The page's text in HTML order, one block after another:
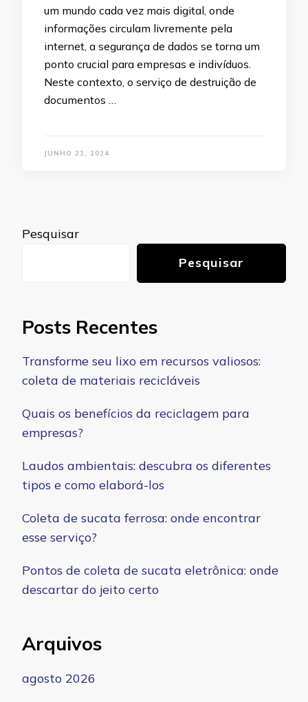
um mundo cada vez mais digital, onde
informações circulam livremente pela
internet, a segurança de dados se torna um
ponto crucial para empresas e indivíduos.
Neste contexto, o serviço de destruição de
documentos …
JUNHO 21, 2024
Pesquisar
Pesquisar
Posts Recentes
Transforme seu lixo em recursos valiosos:
coleta de materiais recicláveis
Quais os benefícios da reciclagem para
empresas?
Laudos ambientais: descubra os diferentes
tipos e como elaborá-los
Coleta de sucata ferrosa: onde encontrar
esse serviço?
Pontos de coleta de sucata eletrônica: onde
descartar do jeito certo
Arquivos
agosto 2026